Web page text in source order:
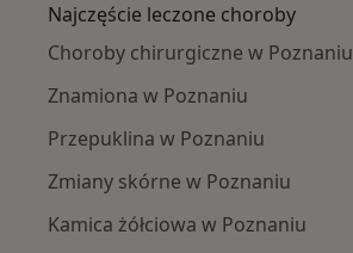
Najczęście leczone choroby
Choroby chirurgiczne w Poznaniu
Znamiona w Poznaniu
Przepuklina w Poznaniu
Zmiany skórne w Poznaniu
Kamica żółciowa w Poznaniu